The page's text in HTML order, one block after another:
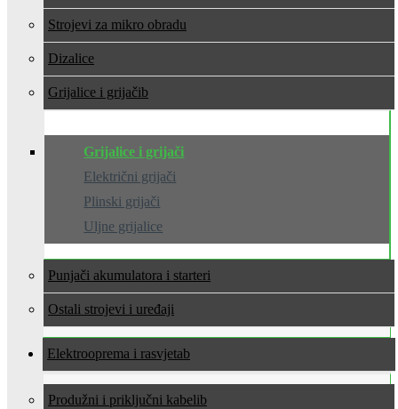
Strojevi za mikro obradu
Dizalice
Grijalice i grijači
Grijalice i grijači
Električni grijači
Plinski grijači
Uljne grijalice
Punjači akumulatora i starteri
Ostali strojevi i uređaji
Elektrooprema i rasvjeta
Produžni i priključni kabeli